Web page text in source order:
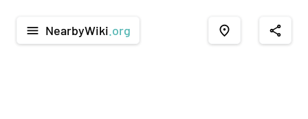
menu NearbyWiki .org place share